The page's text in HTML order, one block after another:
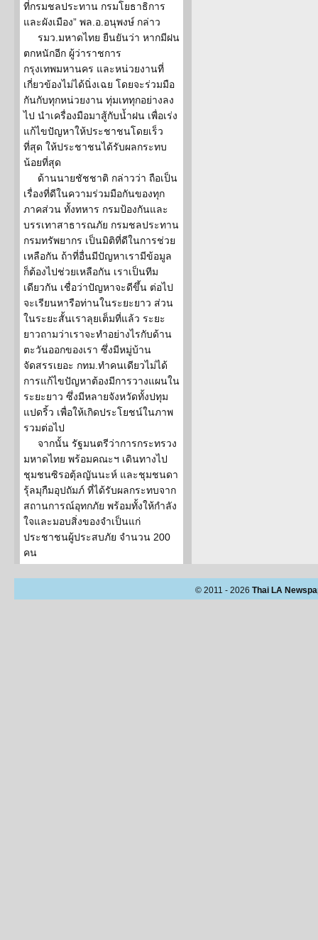
ที่กรมชลประทาน กรมโยธาธิการ
และผังเมือง” พล.อ.อนุพงษ์ กล่าว
รมว.มหาดไทย ยืนยันว่า หากมีฝน
ตกหนักอีก ผู้ว่าราชการ
กรุงเทพมหานคร และหน่วยงานที่
เกี่ยวข้องไม่ได้นิ่งเฉย โดยจะร่วมมือ
กันกับทุกหน่วยงาน ทุ่มเททุกอย่างลง
ไป นำเครื่องมือมาสู้กับน้ำฝน เพื่อเร่ง
แก้ไขปัญหาให้ประชาชนโดยเร็ว
ที่สุด ให้ประชาชนได้รับผลกระทบ
น้อยที่สุด
ด้านนายชัชชาติ กล่าวว่า ถือเป็น
เรื่องที่ดีในความร่วมมือกันของทุก
ภาคส่วน ทั้งทหาร กรมป้องกันและ
บรรเทาสาธารณภัย กรมชลประทาน
กรมทรัพยากร เป็นมิติที่ดีในการช่วย
เหลือกัน ถ้าที่อื่นมีปัญหาเรามีข้อมูล
ก็ต้องไปช่วยเหลือกัน เราเป็นทีม
เดียวกัน เชื่อว่าปัญหาจะดีขึ้น ต่อไป
จะเรียนหารือท่านในระยะยาว ส่วน
ในระยะสั้นเราลุยเต็มที่แล้ว ระยะ
ยาวถามว่าเราจะทำอย่างไรกับด้าน
ตะวันออกของเรา ซึ่งมีหมู่บ้าน
จัดสรรเยอะ กทม.ทำคนเดียวไม่ได้
การแก้ไขปัญหาต้องมีการวางแผนใน
ระยะยาว ซึ่งมีหลายจังหวัดทั้งปทุม
แปดริ้ว เพื่อให้เกิดประโยชน์ในภาพ
รวมต่อไป
จากนั้น รัฐมนตรีว่าการกระทรวง
มหาดไทย พร้อมคณะฯ เดินทางไป
ชุมชนซิรอตุ้ลญันนะห์ และชุมชนดา
รุ้ลมุกืมอุปถัมภ์ ที่ได้รับผลกระทบจาก
สถานการณ์อุทกภัย พร้อมทั้งให้กำลัง
ใจและมอบสิ่งของจำเป็นแก่
ประชาชนผู้ประสบภัย จำนวน 200
คน
© 2011 - 2026 Thai LA